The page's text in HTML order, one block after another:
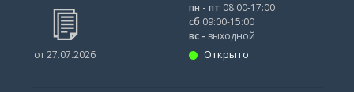
от 27.07.2026
пн - пт 08:00-17:00
сб 09:00-15:00
вс - выходной
Открыто